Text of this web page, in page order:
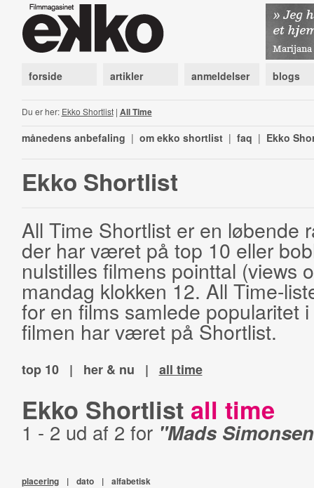
forside artikler anmeldelser blogs
Du er her: Ekko Shortlist| All Time
månedens anbefaling | om ekko shortlist | faq | Ekko
Ekko Shortlist
All Time Shortlist er en løbende
der har været på top 10 eller
nulstilles filmens pointtal (views
mandag klokken 12. All Time-
for en films samlede popularitet
filmen har været på Shortlist.
top 10 | her & nu | all time
Ekko Shortlist all time
1 - 2 ud af 2 for "Mads
placering | dato | alfabetisk